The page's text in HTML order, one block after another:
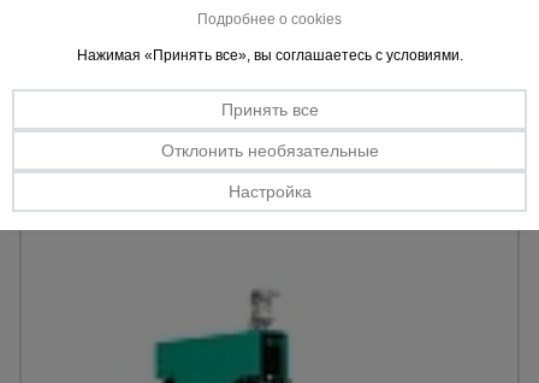
Сварочные
аппараты
Тепловые
пушки
Подробнее о cookies
Нажимая «Принять все», вы соглашаетесь с условиями.
Принять все
Отклонить необязательные
Настройка